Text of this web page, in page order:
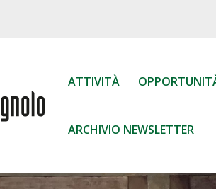
ATTIVITÀ
ARCHIVIO NEWSLETTER